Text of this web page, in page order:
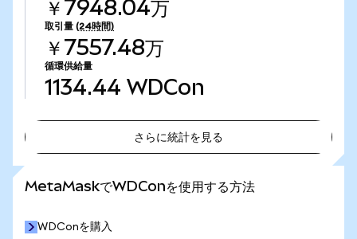
￥7948.04万
取引量 (24時間)
￥7557.48万
循環供給量
1134.44 WDCon
さらに統計を見る
MetaMaskでWDConを使用する方法
WDConを購入